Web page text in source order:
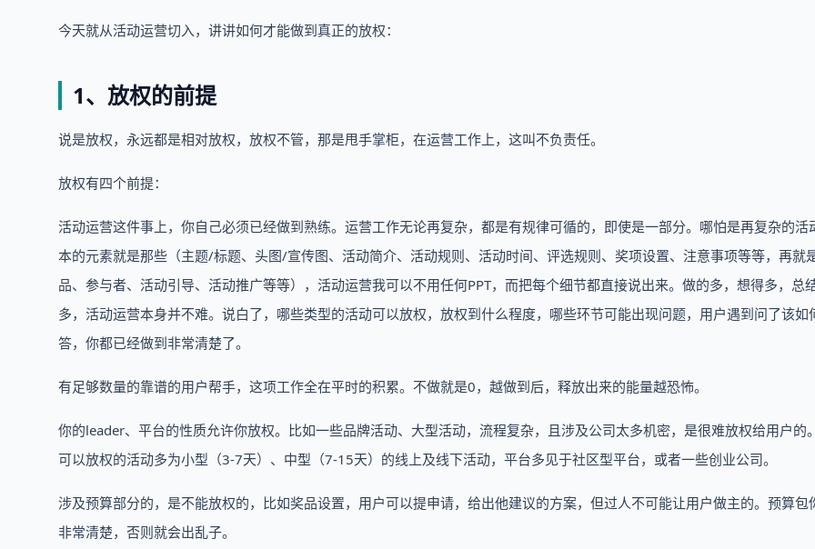
今天就从活动运营切入，讲讲如何才能做到真正的放权：
1、放权的前提
说是放权，永远都是相对放权，放权不管，那是甩手掌柜，在运营工作上，这叫不负责任。
放权有四个前提：
活动运营这件事上，你自己必须已经做到熟练。运营工作无论再复杂，都是有规律可循的，即使是一部分。哪怕是再复杂的活
本的元素就是那些（主题/标题、头图/宣传图、活动简介、活动规则、活动时间、评选规则、奖项设置、注意事项等等，再就
品、参与者、活动引导、活动推广等等），活动运营我可以不用任何PPT，而把每个细节都直接说出来。做的多，想得多，总
多，活动运营本身并不难。说白了，哪些类型的活动可以放权，放权到什么程度，哪些环节可能出现问题，用户遇到问了该如
答，你都已经做到非常清楚了。
有足够数量的靠谱的用户帮手，这项工作全在平时的积累。不做就是0，越做到后，释放出来的能量越恐怖。
你的leader、平台的性质允许你放权。比如一些品牌活动、大型活动，流程复杂，且涉及公司太多机密，是很难放权给用户的
可以放权的活动多为小型（3-7天）、中型（7-15天）的线上及线下活动，平台多见于社区型平台，或者一些创业公司。
涉及预算部分的，是不能放权的，比如奖品设置，用户可以提申请，给出他建议的方案，但过人不可能让用户做主的。预算包
非常清楚，否则就会出乱子。